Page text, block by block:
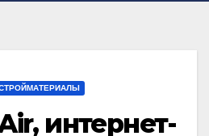
интернет-